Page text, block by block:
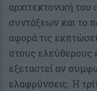
αρχιτεκτονική
συντάξεων και το
αφορά τις
στους ελεύθερους
εξεταστεί αν
ελαφρύνσεις. Η